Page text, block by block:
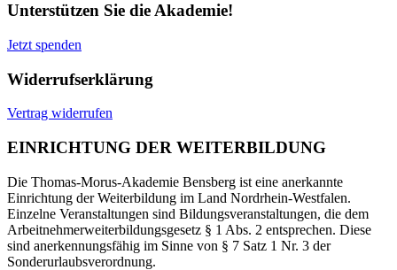
Unterstützen Sie die Akademie!
Jetzt spenden
Widerrufserklärung
Vertrag widerrufen
EINRICHTUNG DER WEITERBILDUNG
Die Thomas-Morus-Akademie Bensberg ist eine anerkannte
Einrichtung der Weiterbildung im Land Nordrhein-Westfalen.
Einzelne Veranstaltungen sind Bildungsveranstaltungen, die dem
Arbeitnehmerweiterbildungsgesetz § 1 Abs. 2 entsprechen. Diese
sind anerkennungsfähig im Sinne von § 7 Satz 1 Nr. 3 der
Sonderurlaubsverordnung.